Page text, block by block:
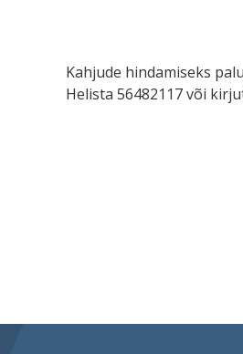
Kahjude hindamiseks
Helista 56482117 või